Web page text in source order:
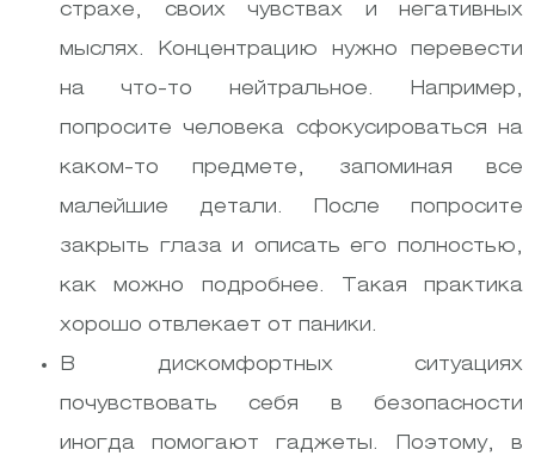
страхе, своих чувствах и негативных
мыслях. Концентрацию нужно перевести
на что-то нейтральное. Например,
попросите человека сфокусироваться на
каком-то предмете, запоминая все
малейшие детали. После попросите
закрыть глаза и описать его полностью,
как можно подробнее. Такая практика
хорошо отвлекает от паники.
В дискомфортных ситуациях
почувствовать себя в безопасности
иногда помогают гаджеты. Поэтому, в